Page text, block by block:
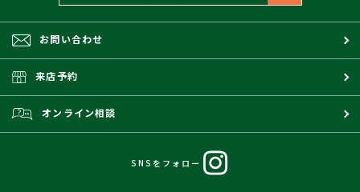
お問い合わせ
来店予約
オンライン相談
SNSをフォロー